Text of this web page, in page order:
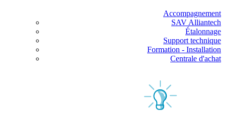
Accompagnement
SAV Alliantech
Étalonnage
Support technique
Formation - Installation
Centrale d'achat